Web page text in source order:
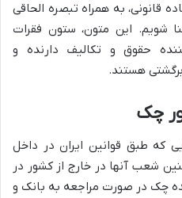
قانونی، به همراه تبصره الحاقی
شویم. این متون، ستون فقرات
حقوق و تکالیف دارنده و
هستند.
طبق قوانین ایران در داخل
شعب آنها در خارج از کشور در
چک در صورت مراجعه به بانک و